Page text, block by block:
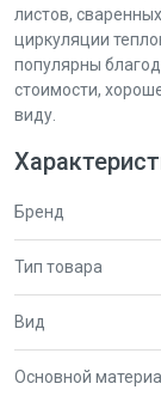
листов,
циркуляции
популярны
стоимости,
виду.
Бренд
Тип товара
Вид
Основной